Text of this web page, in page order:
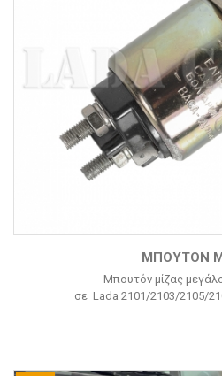
ΜΠΟΥΤΌΝ
Μπουτόν μίζας
σε Lada 2101/2103/2105/